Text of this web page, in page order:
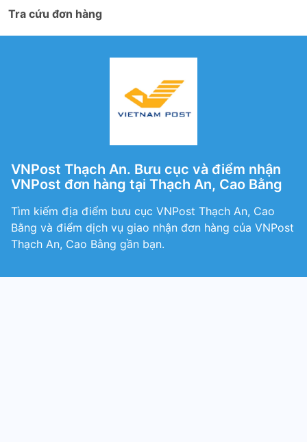
Tra cứu đơn hàng
VNPost Thạch An. Bưu cục và điểm nhận
VNPost đơn hàng tại Thạch An, Cao Bằng
Tìm kiếm địa điểm bưu cục VNPost Thạch An, Cao
Bằng và điểm dịch vụ giao nhận đơn hàng của VNPost
Thạch An, Cao Bằng gần bạn.